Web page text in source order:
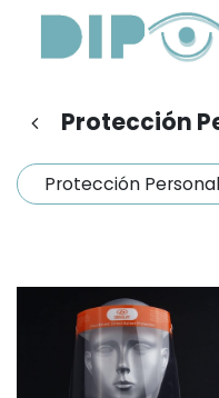
Protección
Protección Personal